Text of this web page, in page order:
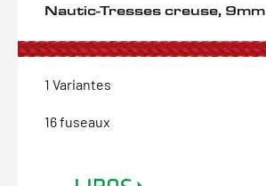
Nautic-Tresses creuse, 9mm
1 Variantes
16 fuseaux